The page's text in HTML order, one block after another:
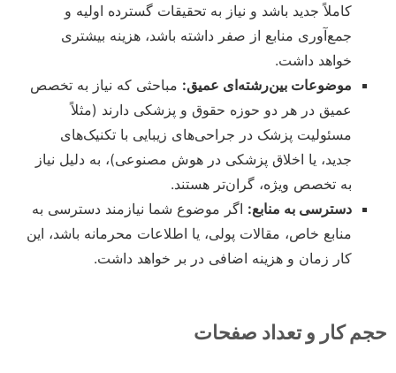
کاملاً جدید باشد و نیاز به تحقیقات گسترده اولیه و
جمع‌آوری منابع از صفر داشته باشد، هزینه بیشتری
خواهد داشت.
موضوعات بین‌رشته‌ای عمیق: مباحثی که نیاز به تخصص
عمیق در هر دو حوزه حقوق و پزشکی دارند (مثلاً
مسئولیت پزشک در جراحی‌های زیبایی با تکنیک‌های
جدید، یا اخلاق پزشکی در هوش مصنوعی)، به دلیل نیاز
به تخصص ویژه، گران‌تر هستند.
دسترسی به منابع: اگر موضوع شما نیازمند دسترسی به
منابع خاص، مقالات پولی، یا اطلاعات محرمانه باشد، این
کار زمان و هزینه اضافی در بر خواهد داشت.
حجم کار و تعداد صفحات